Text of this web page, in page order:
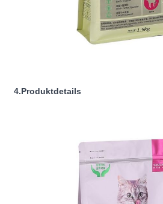
4.Produktdetails